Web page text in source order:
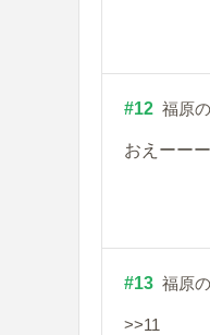
#12 福原
おえーー
#13 福原
>>11